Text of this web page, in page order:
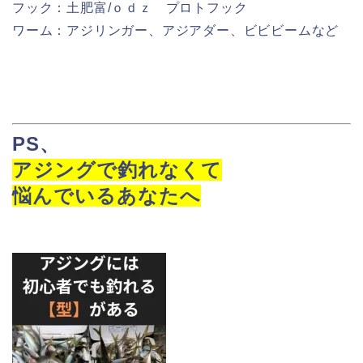
フック：土肥富/ｏｄｚ プロトフック
ワーム：アジリンガー、アジアダー、ビビビームなど
PS、
アジングで釣れなくて
悩んでいるあなたへ